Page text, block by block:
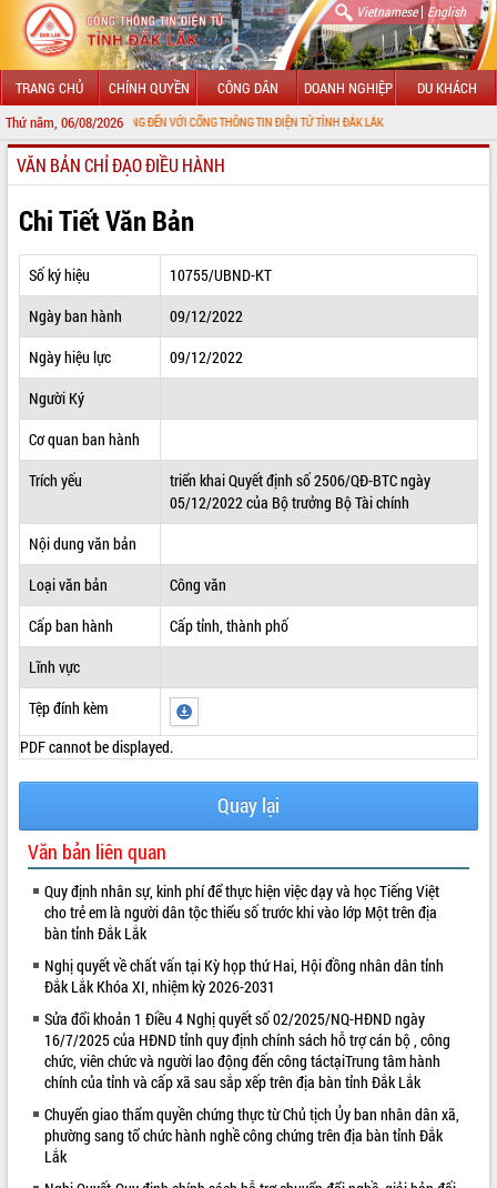
Vietnamese| English
TRANG CHỦ CHÍNH QUYỀN CÔNG DÂN DOANH NGHIỆP DU KHÁCH
Thứ năm, 06/08/2026
CHÀO MỪNG ĐẾN VỚI CỔNG THÔNG TIN ĐIỆN TỬ TỈNH ĐẮK LẮK
GIỚI THIỆU
LÃNH ĐẠO UBND TỈNH
TIN TỨC SỰ KIỆN
SỞ, BAN, NGÀNH
THÔNG TIN CHỈ ĐẠO ĐIỀU HÀNH
HỆ THỐNG VĂN BẢN
VĂN BẢN HĐND TỈNH
ĐIỂM TIN VĂN BẢN
VIDEO
VĂN BẢN CHỈ ĐẠO ĐIỀU HÀNH
Chi Tiết Văn Bản
Số ký hiệu
10755/UBND-KT
Ngày ban hành
09/12/2022
Ngày hiệu lực
09/12/2022
Người Ký
Cơ quan ban hành
Trích yếu
triển khai Quyết định số 2506/QĐ-BTC ngày
05/12/2022 của Bộ trưởng Bộ Tài chính
Nội dung văn bản
Loại văn bản
Công văn
Cấp ban hành
Cấp tỉnh, thành phố
Lĩnh vực
Tệp đính kèm
PDF cannot be displayed.
Quay lại
Văn bản liên quan
Quy định nhân sự, kinh phí để thực hiện việc dạy và học Tiếng Việt
cho trẻ em là người dân tộc thiểu số trước khi vào lớp Một trên địa
bàn tỉnh Đắk Lắk
Nghị quyết về chất vấn tại Kỳ họp thứ Hai, Hội đồng nhân dân tỉnh
Đắk Lắk Khóa XI, nhiệm kỳ 2026-2031
Sửa đổi khoản 1 Điều 4 Nghị quyết số 02/2025/NQ-HĐND ngày
16/7/2025 của HĐND tỉnh quy định chính sách hỗ trợ cán bộ , công
chức, viên chức và người lao động đến công táctạiTrung tâm hành
chính của tỉnh và cấp xã sau sắp xếp trên địa bàn tỉnh Đắk Lắk
Chuyển giao thẩm quyền chứng thực từ Chủ tịch Ủy ban nhân dân xã,
phường sang tổ chức hành nghề công chứng trên địa bàn tỉnh Đắk
Lắk